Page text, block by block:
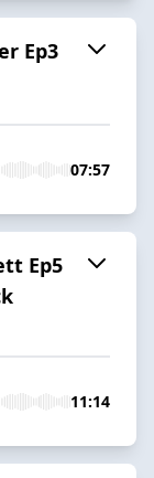
Ep3
07:57
Ep5
11:14